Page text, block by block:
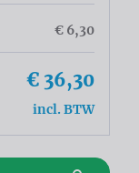
€ 6,30
€ 36,30
incl. BTW